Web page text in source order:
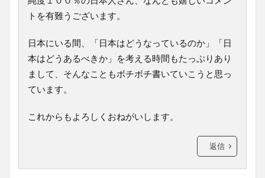
トを有難うございます。
日本にいる間、「日本はどうなっているのか」「日
本はどうあるべきか」を考える時間もたっぷりあり
まして、そんなこともボチボチ書いていこうと思っ
ています。
これからもよろしくおねがいします。
返信